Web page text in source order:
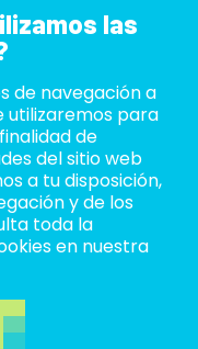
las
de navegación a
utilizaremos para
de
del sitio web
a tu disposición,
y de los
toda la
en nuestra